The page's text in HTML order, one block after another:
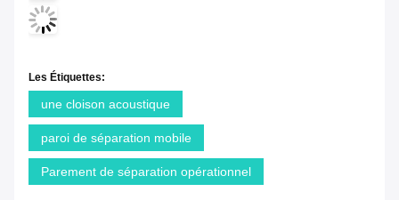
Les Étiquettes:
une cloison acoustique
paroi de séparation mobile
Parement de séparation opérationnel